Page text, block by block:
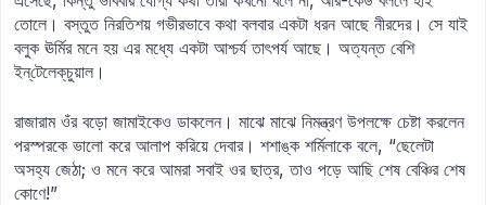
তোলে। বস্তুত নিরতিশয় গভীরভাবে কথা বলবার একটা ধরন আছে নীরদের। সে যাই
বলুক ঊর্মির মনে হয় এর মধ্যে একটা আশ্চর্য তাৎপর্য আছে। অত্যন্ত বেশি
ইন্‌টেলেক্‌চুয়াল।
রাজারাম ওঁর বড়ো জামাইকেও ডাকলেন। মাঝে মাঝে নিমন্ত্রণ উপলক্ষে চেষ্টা করলেন
পরস্পরকে ভালো করে আলাপ করিয়ে দেবার। শশাঙ্ক শর্মিলাকে বলে, “ছেলেটা
অসহ্য জেঠা; ও মনে করে আমরা সবাই ওর ছাত্র, তাও পড়ে আছি শেষ বেঞ্চির শেষ
কোণে!”